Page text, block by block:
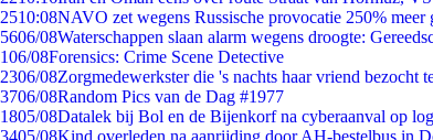
2510:08NAVO zet wegens Russische provocatie 250% meer
5606/08Waterschappen slaan alarm wegens droogte:
106/08Forensics: Crime Scene Detective
2306/08Zorgmedewerkster die 's nachts haar vriend bezocht
3706/08Random Pics van de Dag #1977
1805/08Datalek bij Bol en de Bijenkorf na cyberaanval op
3405/08Kind overleden na aanrijding door AH-bestelbus in